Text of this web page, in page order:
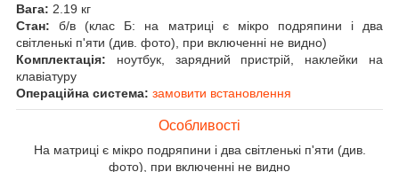
Вага: 2.19 кг
Стан: б/в (клас Б: на матриці є мікро подряпини і два
світленькі п'яти (див. фото), при включенні не видно)
Комплектація: ноутбук, зарядний пристрій, наклейки на
клавіатуру
Операційна система: замовити встановлення
Особливості
На матриці є мікро подряпини і два світленькі п'яти (див.
фото), при включенні не видно